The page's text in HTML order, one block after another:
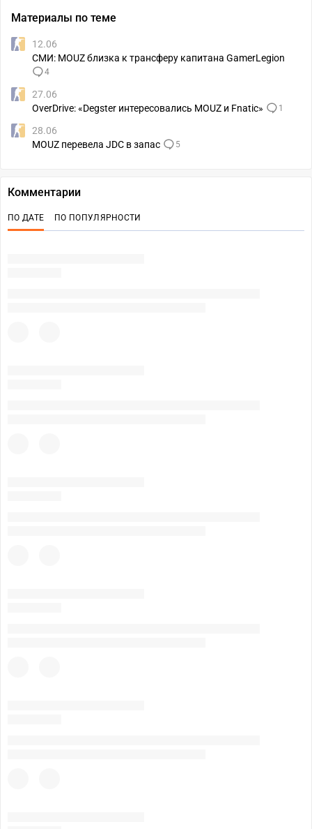
Материалы по теме
12.06
СМИ: MOUZ близка к трансферу капитана GamerLegion
4
27.06
OverDrive: «Degster интересовались MOUZ и Fnatic»
1
28.06
MOUZ перевела JDC в запас
5
Комментарии
ПО ДАТЕ ПО ПОПУЛЯРНОСТИ